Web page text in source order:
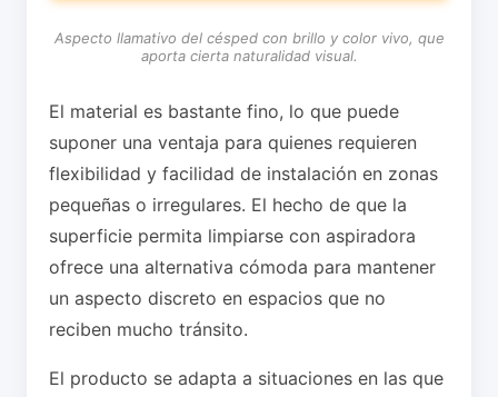
Aspecto llamativo del césped con brillo y color vivo, que
aporta cierta naturalidad visual.
El material es bastante fino, lo que puede
suponer una ventaja para quienes requieren
flexibilidad y facilidad de instalación en zonas
pequeñas o irregulares. El hecho de que la
superficie permita limpiarse con aspiradora
ofrece una alternativa cómoda para mantener
un aspecto discreto en espacios que no
reciben mucho tránsito.
El producto se adapta a situaciones en las que